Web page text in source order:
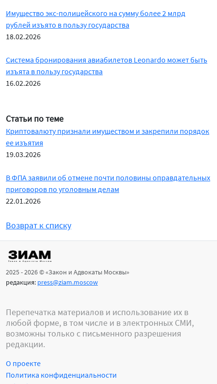
Имущество экс-полицейского на сумму более 2 млрд
рублей изъято в пользу государства
18.02.2026
Система бронирования авиабилетов Leonardo может быть
изъята в пользу государства
16.02.2026
Статьи по теме
Криптовалюту признали имуществом и закрепили порядок
ее изъятия
19.03.2026
В ФПА заявили об отмене почти половины оправдательных
приговоров по уголовным делам
22.01.2026
Возврат к списку
2025 - 2026 © «Закон и Адвокаты Москвы»
редакция: press@ziam.moscow
Перепечатка материалов и использование их в
любой форме, в том числе и в электронных СМИ,
возможны только с письменного разрешения
редакции.
О проекте
Политика конфиденциальности